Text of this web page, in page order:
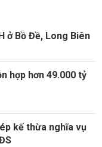
ở Bồ Đề, Long Biên
hợp hơn 49.000 tỷ
kế thừa nghĩa vụ